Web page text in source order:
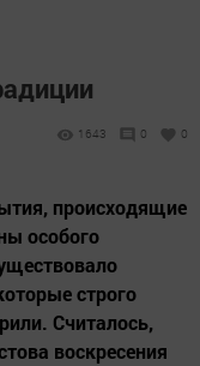
1643 0 0
происходящие
особого
строго
Считалось,
воскресения